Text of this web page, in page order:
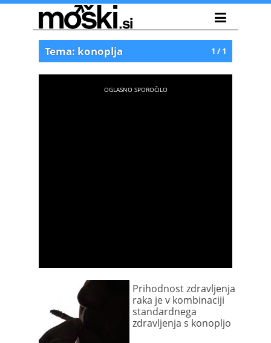
1 / 1
Tema: konoplja
Prihodnost zdravljenja
raka je v kombinaciji
standardnega
zdravljenja s konopljo